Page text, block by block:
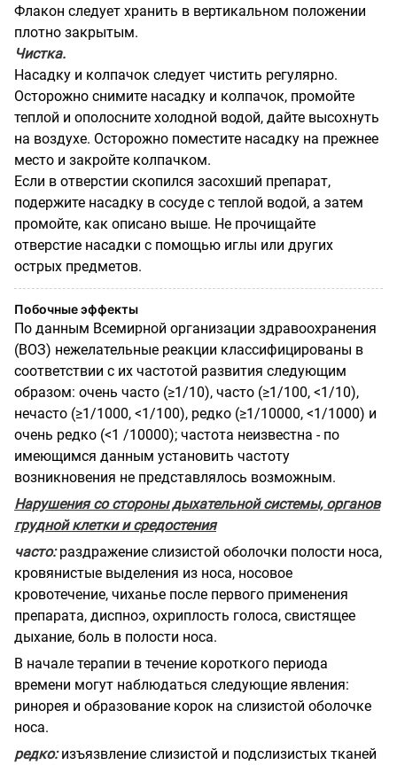
Флакон следует хранить в вертикальном положении
плотно закрытым.
Чистка.
Насадку и колпачок следует чистить регулярно.
Осторожно снимите насадку и колпачок, промойте
теплой и ополосните холодной водой, дайте высохнуть
на воздухе. Осторожно поместите насадку на прежнее
место и закройте колпачком.
Если в отверстии скопился засохший препарат,
подержите насадку в сосуде с теплой водой, а затем
промойте, как описано выше. Не прочищайте
отверстие насадки с помощью иглы или других
острых предметов.
Побочные эффекты
По данным Всемирной организации здравоохранения
(ВОЗ) нежелательные реакции классифицированы в
соответствии с их частотой развития следующим
образом: очень часто (≥1/10), часто (≥1/100, <1/10),
нечасто (≥1/1000, <1/100), редко (≥1/10000, <1/1000) и
очень редко (<1 /10000); частота неизвестна - по
имеющимся данным установить частоту
возникновения не представлялось возможным.
Нарушения со стороны дыхательной системы, органов
грудной клетки и средостения
часто:раздражение слизистой оболочки полости носа,
кровянистые выделения из носа, носовое
кровотечение, чиханье после первого применения
препарата, диспноэ, охриплость голоса, свистящее
дыхание, боль в полости носа.
В начале терапии в течение короткого периода
времени могут наблюдаться следующие явления:
ринорея и образование корок на слизистой оболочке
носа.
редко:изъязвление слизистой и подслизистых тканей